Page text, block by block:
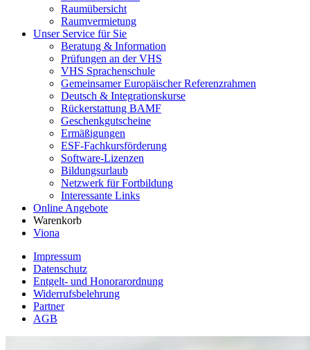
Raumübersicht
Raumvermietung
Unser Service für Sie
Beratung & Information
Prüfungen an der VHS
VHS Sprachenschule
Gemeinsamer Europäischer Referenzrahmen
Deutsch & Integrationskurse
Rückerstattung BAMF
Geschenkgutscheine
Ermäßigungen
ESF-Fachkursförderung
Software-Lizenzen
Bildungsurlaub
Netzwerk für Fortbildung
Interessante Links
Online Angebote
Warenkorb
Viona
Impressum
Datenschutz
Entgelt- und Honorarordnung
Widerrufsbelehrung
Partner
AGB